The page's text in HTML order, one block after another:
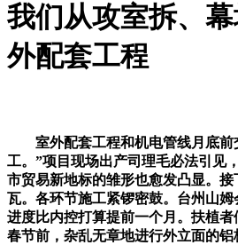
我们从攻室拆、
外配套工程
室外配套工程和机电管线月底前
工。”项目现场出产司理毛必法引见
市贸易新地标的雏形也愈发凸显。
瓦。各环节施工紧锣密鼓。台州山
进度比内控打算提前一个月。扶植者
春节前，杂乱无章地进行外立面的